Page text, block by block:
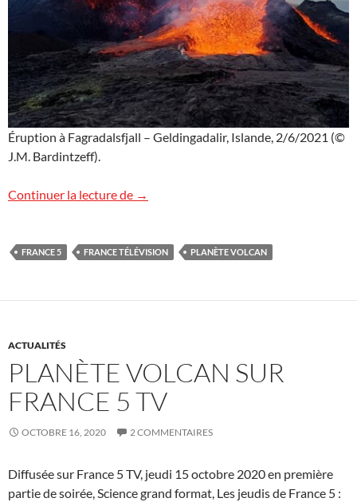
Éruption à Fagradalsfjall – Geldingadalir, Islande, 2/6/2021 (©
J.M. Bardintzeff).
Continuer la lecture de « Planète volcan » ce soir sur France 5 TV
→
FRANCE 5 FRANCE TÉLÉVISION PLANÈTE VOLCAN
ACTUALITÉS
PLANÈTE VOLCAN SUR
FRANCE 5 TV
OCTOBRE 16, 2020 2 COMMENTAIRES
Diffusée sur France 5 TV, jeudi 15 octobre 2020 en première
partie de soirée, Science grand format, Les jeudis de France 5 :